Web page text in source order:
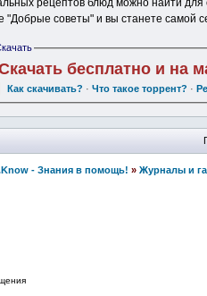
рецептов блюд можно найти
"Добрые советы" и вы станете самой
бесплатно и на
Как скачивать? ·Что такое торрент? ·
- Знания в помощь! » Журналы и